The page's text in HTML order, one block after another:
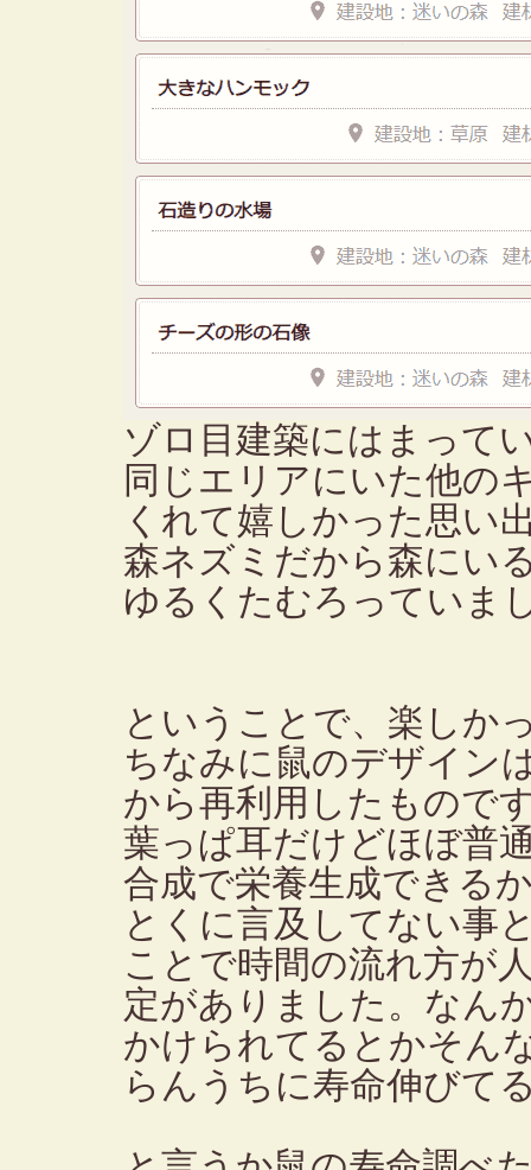
ゾロ目建築にはまって
同じエリアにいた他の
くれて嬉しかった思い
森ネズミだから森にい
ゆるくたむろっていま
ということで、楽しか
ちなみに鼠のデザイン
から再利用したもので
葉っぱ耳だけどほぼ普
合成で栄養生成できる
とくに言及してない事
ことで時間の流れ方が
定がありました。なん
かけられてるとかそん
らんうちに寿命伸びて